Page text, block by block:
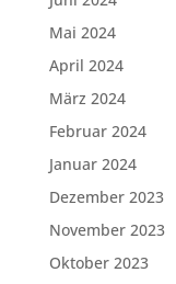
Mai 2024
April 2024
März 2024
Februar 2024
Januar 2024
Dezember 2023
November 2023
Oktober 2023